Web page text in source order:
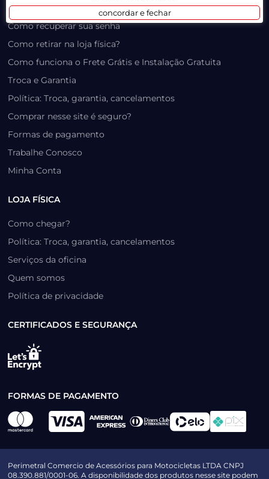
Dúvidas Frequentes / Produtos Outlet
Como recuperar sua senha
Como retirar na loja física?
Como funciona o Frete Grátis e Instalação Gratuita
Troca e Garantia
Política: Troca, garantia, cancelamentos
Comprar nesse site é seguro?
Formas de pagamento
Trabalhe Conosco
Minha Conta
LOJA FÍSICA
Como chegar?
Política: Troca, garantia, cancelamentos
Serviços da oficina
Quem somos
Política de privacidade
CERTIFICADOS E SEGURANÇA
FORMAS DE PAGAMENTO
Perimetral Comercio de Acessórios para Motocicletas LTDA CNPJ
08.390.881/0001-06. A disponibilidade dos produtos nesse site podem
concordar e fechar